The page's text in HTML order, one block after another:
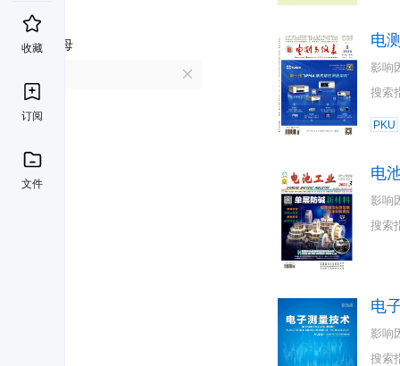
收藏
订阅
文件
首字母 电
影响
搜索
PKU
电
影响
搜索
电
影响
搜索